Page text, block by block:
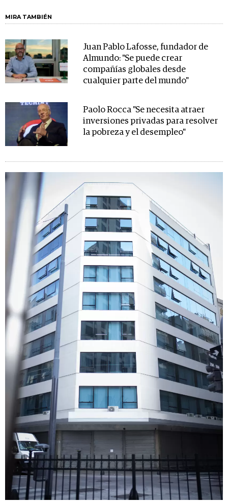
MIRA TAMBIÉN
Juan Pablo Lafosse, fundador de
Almundo: "Se puede crear
compañías globales desde
cualquier parte del mundo"
Paolo Rocca "Se necesita atraer
inversiones privadas para resolver
la pobreza y el desempleo"